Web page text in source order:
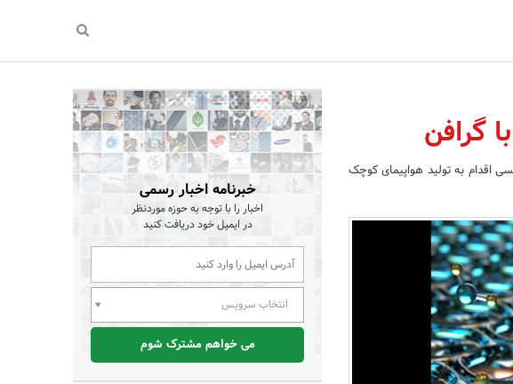
گرافن
اقدام به تولید هواپیمای کوچک
خبرنامه اخبار رسمی
اخبار را با توجه به حوزه موردنظر
در ایمیل خود دریافت کنید
انتخاب سرویس
می خواهم مشترک شوم